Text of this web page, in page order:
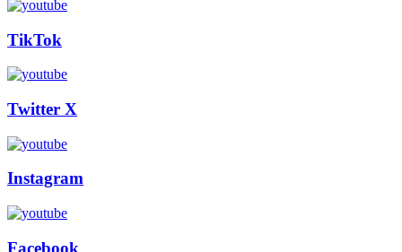
TikTok
Twitter X
Instagram
Facebook